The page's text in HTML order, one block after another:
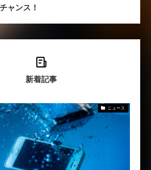
ャンス！
新着記事
ニュース